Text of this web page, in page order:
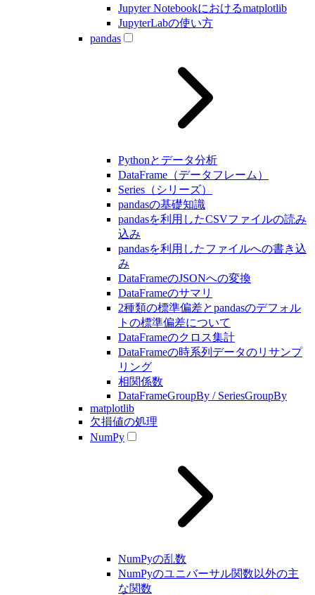
Jupyter Notebookにおけるmatplotlib
JupyterLabの使い方
pandas
Pythonとデータ分析
DataFrame（データフレーム）
Series（シリーズ）
pandasの基礎知識
pandasを利用したCSVファイルの読み
込み
pandasを利用したファイルへの書き込
み
DataFrameのJSONへの変換
DataFrameのサマリ
2種類の標準偏差とpandasのデフォル
トの標準偏差について
DataFrameのクロス集計
DataFrameの時系列データのリサンプ
リング
相関係数
DataFrameGroupBy / SeriesGroupBy
matplotlib
欠損値の処理
NumPy
NumPyの乱数
NumPyのユニバーサル関数以外の主
な関数